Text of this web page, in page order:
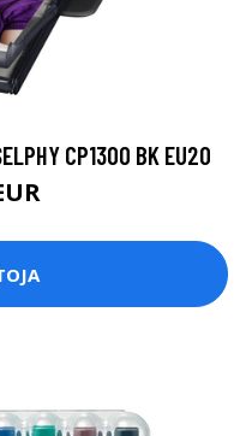
CP1300 BK EU20